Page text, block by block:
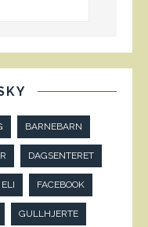
BARNEBARN
DAGSENTERET
ELI FACEBOOK
GULLHJERTE